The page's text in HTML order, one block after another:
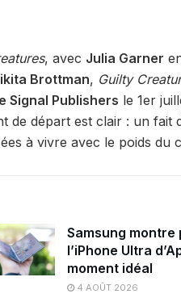
, avec Julia Garner
Brottman, Guilty
Signal Publishers le 1er
de départ est clair : un fait
à vivre avec le poids du
Samsung montre
l’iPhone Ultra
moment idéal
4 AOÛT 2026